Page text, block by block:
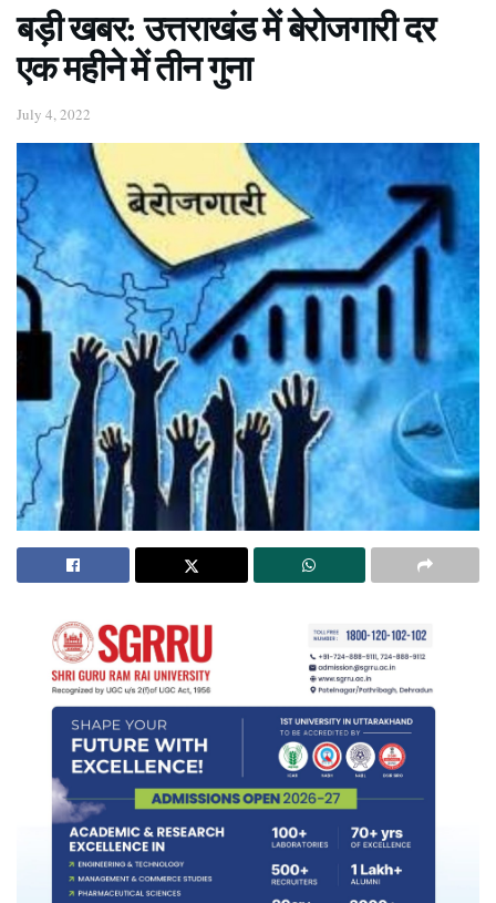
बड़ी खबर: उत्तराखंड में बेरोजगारी दर
एक महीने में तीन गुना
July 4, 2022